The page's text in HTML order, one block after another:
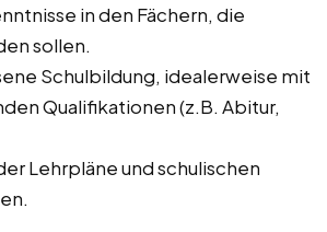
in den Fächern, die
sollen.
Schulbildung, idealerweise mit
Qualifikationen (z.B. Abitur,
Lehrpläne und schulischen